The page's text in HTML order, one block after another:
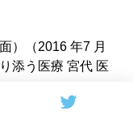
）（2016 年7 月
添う医療 宮代 医